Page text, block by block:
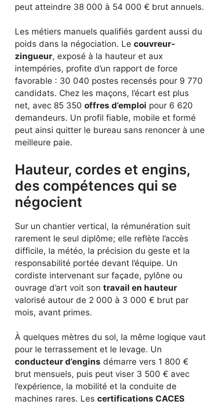
peut atteindre 38 000 à 54 000 € brut annuels.
Les métiers manuels qualifiés gardent aussi du
poids dans la négociation. Le couvreur-
zingueur, exposé à la hauteur et aux
intempéries, profite d’un rapport de force
favorable : 30 040 postes recensés pour 9 770
candidats. Chez les maçons, l’écart est plus
net, avec 85 350 offres d’emploi pour 6 620
demandeurs. Un profil fiable, mobile et formé
peut ainsi quitter le bureau sans renoncer à une
meilleure paie.
Hauteur, cordes et engins,
des compétences qui se
négocient
Sur un chantier vertical, la rémunération suit
rarement le seul diplôme; elle reflète l’accès
difficile, la météo, la précision du geste et la
responsabilité portée devant l’équipe. Un
cordiste intervenant sur façade, pylône ou
ouvrage d’art voit son travail en hauteur
valorisé autour de 2 000 à 3 000 € brut par
mois, avant primes.
À quelques mètres du sol, la même logique vaut
pour le terrassement et le levage. Un
conducteur d’engins démarre vers 1 800 €
brut mensuels, puis peut viser 3 500 € avec
l’expérience, la mobilité et la conduite de
machines rares. Les certifications CACES